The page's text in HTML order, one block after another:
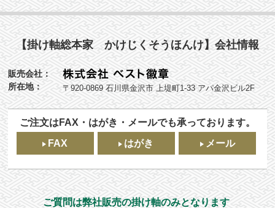
【掛け軸総本家 かけじくそうほんけ】会社情報
販売会社：
所在地：
〒920-0869 石川県金沢市 上堤町1-33 アパ金沢ビル2F
ご注文はFAX・はがき・メールでも承っております。
FAX
はがき メール
ご質問は弊社販売の掛け軸のみとなります